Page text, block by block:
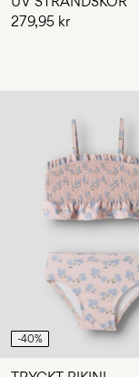
279,95 kr
-40%